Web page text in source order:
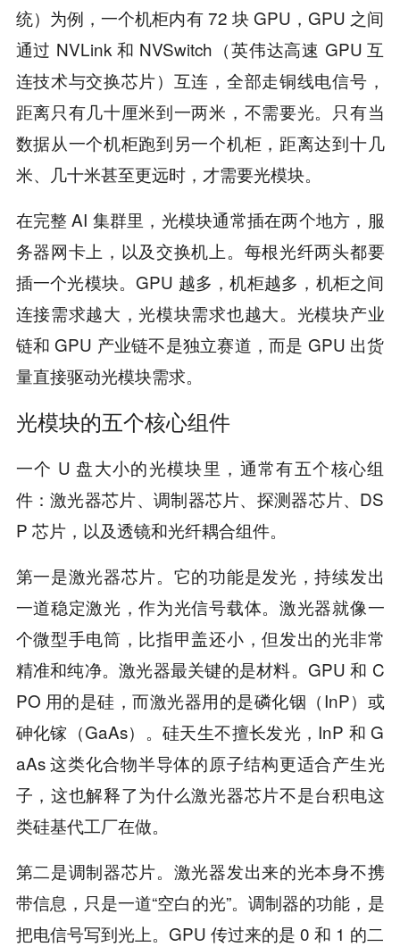
统）为例，一个机柜内有 72 块 GPU，GPU 之间
通过 NVLink 和 NVSwitch（英伟达高速 GPU 互
连技术与交换芯片）互连，全部走铜线电信号，
距离只有几十厘米到一两米，不需要光。只有当
数据从一个机柜跑到另一个机柜，距离达到十几
米、几十米甚至更远时，才需要光模块。
在完整 AI 集群里，光模块通常插在两个地方，服
务器网卡上，以及交换机上。每根光纤两头都要
插一个光模块。GPU 越多，机柜越多，机柜之间
连接需求越大，光模块需求也越大。光模块产业
链和 GPU 产业链不是独立赛道，而是 GPU 出货
量直接驱动光模块需求。
光模块的五个核心组件
一个 U 盘大小的光模块里，通常有五个核心组
件：激光器芯片、调制器芯片、探测器芯片、DS
P 芯片，以及透镜和光纤耦合组件。
第一是激光器芯片。它的功能是发光，持续发出
一道稳定激光，作为光信号载体。激光器就像一
个微型手电筒，比指甲盖还小，但发出的光非常
精准和纯净。激光器最关键的是材料。GPU 和 C
PO 用的是硅，而激光器用的是磷化铟（InP）或
砷化镓（GaAs）。硅天生不擅长发光，InP 和 G
aAs 这类化合物半导体的原子结构更适合产生光
子，这也解释了为什么激光器芯片不是台积电这
类硅基代工厂在做。
第二是调制器芯片。激光器发出来的光本身不携
带信息，只是一道“空白的光”。调制器的功能，是
把电信号写到光上。GPU 传过来的是 0 和 1 的二